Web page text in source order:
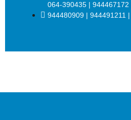
064-390435 | 944467172
944480909 | 944491211 |